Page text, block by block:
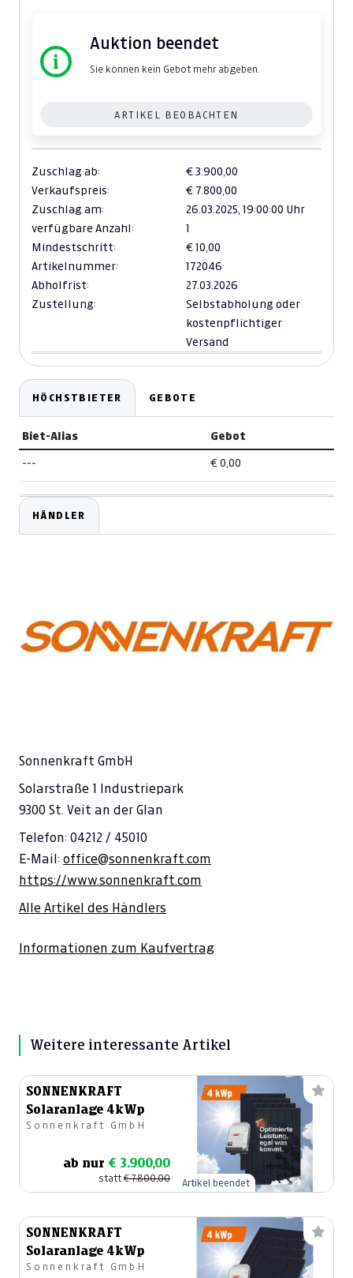
Auktion beendet
Sie können kein Gebot mehr abgeben.
ARTIKEL BEOBACHTEN
Zuschlag ab:
€ 3.900,00
Verkaufspreis:
€ 7.800,00
Zuschlag am:
26.03.2025, 19:00:00 Uhr
verfügbare Anzahl:
1
Mindestschritt:
€ 10,00
Artikelnummer:
172046
Abholfrist:
27.03.2026
Zustellung:
Selbstabholung oder
kostenpflichtiger
Versand
HÖCHSTBIETER GEBOTE
Biet-Alias Gebot
--- € 0,00
HÄNDLER
Sonnenkraft GmbH
Solarstraße 1 Industriepark
9300 St. Veit an der Glan
Telefon: 04212 / 45010
E-Mail: office@sonnenkraft.com
https://www.sonnenkraft.com
Alle Artikel des Händlers
Informationen zum Kaufvertrag
Weitere interessante Artikel
SONNENKRAFT
Solaranlage 4kWp
Sonnenkraft GmbH
ab nur € 3.900,00
statt€ 7.800,00 Artikel beendet
SONNENKRAFT
Solaranlage 4kWp
Sonnenkraft GmbH